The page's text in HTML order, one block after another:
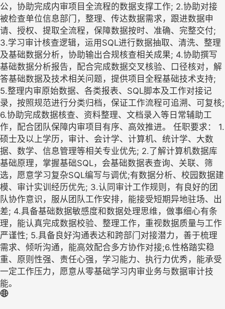
公，协助完成内审项目全流程的数据支撑工作; 2.协助对接
被检查单位信息部门，整理、传达数据需求，跟进数据申
请、授权、提取全流程，保障数据按时、准确、完整交付;
3.学习审计核查逻辑，运用SQL进行数据抽取、清洗、整理
及基础数据分析，协助输出合规核查相关成果; 4.协助撰写
基础数据分析报告，配合完成数据交叉核验、口径核对，解
答基础数据及技术相关问题，提供项目全程基础技术支持;
5.整理内审原始数据、各类报表、SQL脚本及工作对接记
录，按照规范进行分类归档，保证工作流程可追溯、可复核;
6.协助完成数据核查、资料整理、文档录入等日常辅助工
作，配合团队保障内审项目有序、高效推进。 任职要求： 1.
硕士及以上学历，审计、会计学、计算机、统计学、大数
据、数学、信息管理等相关专业优先; 2.了解计算机数据库
基础原理，掌握基础SQL，会基础数据表查询、关联、筛
选，愿意学习复杂SQL编写与调优;有数据分析、校园数据建
模、审计实训经历优先; 3.认同审计工作规则，有良好的团
队协作意识，服从团队工作安排，能接受短期异地驻场、出
差; 4.具备基础数据敏感度和数据处理思维，做事细心有条
理，能认真完成数据校验、整理工作，重视数据质量与工作
严谨性; 5.具备良好沟通表达和跨部门对接潜力，善于梳理
需求、倾听沟通，能高效配合多方协作对接;6.性格踏实稳
重、原则性强、责任心强，学习能力、执行力优秀，能承受
一定工作压力，愿意从零基础学习内审业务与数据审计技
能。